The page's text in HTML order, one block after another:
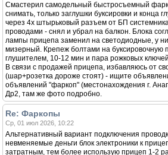
Смастерил самодельный быстросъемный
снимать, только заглушки буксировки и конца
через 4х штырьковый разъем от БП
проводами - снял и убрал на балкон. Блока
лампы прицепа заменил на светодиодные, у
мизерный. Крепеж болтами на буксировочную
глушителем, 10-12 мин и пара рожковых
В связи с продажей прицепа, избавляюсь от
(шар+розетка дороже стоят) - ищите
объявлений "фаркоп" (местонахождения г.
Др2, там же фото подробно.
Re: Фаркопы
Ср, 01 июл 2026, 10:22
Альтернативный вариант подключения
невменяемые деньги блок электроники к
затратным, тем более использую прицеп 1-2